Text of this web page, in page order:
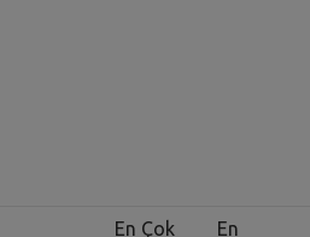
En Çok
En